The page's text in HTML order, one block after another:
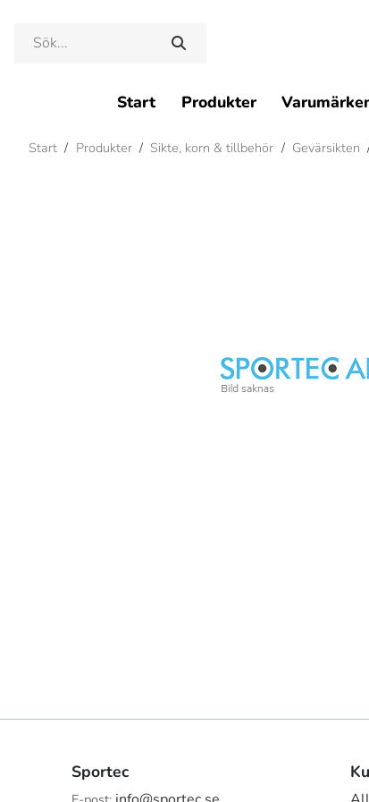
Start Produkter
Start / Produkter / Sikte, korn & tillbehör / Gevärsikten
Sportec